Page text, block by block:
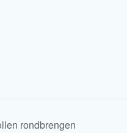
rondbrengen